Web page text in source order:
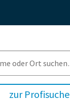
zur Profisuche